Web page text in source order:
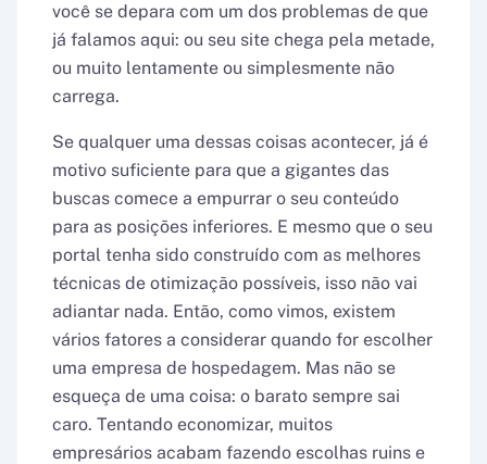
você se depara com um dos problemas de que
já falamos aqui: ou seu site chega pela metade,
ou muito lentamente ou simplesmente não
carrega.
Se qualquer uma dessas coisas acontecer, já é
motivo suficiente para que a gigantes das
buscas comece a empurrar o seu conteúdo
para as posições inferiores. E mesmo que o seu
portal tenha sido construído com as melhores
técnicas de otimização possíveis, isso não vai
adiantar nada. Então, como vimos, existem
vários fatores a considerar quando for escolher
uma empresa de hospedagem. Mas não se
esqueça de uma coisa: o barato sempre sai
caro. Tentando economizar, muitos
empresários acabam fazendo escolhas ruins e